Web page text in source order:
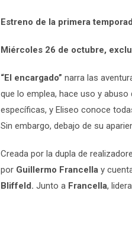
Estreno de la primera
Miércoles 26 de octubre,
“El encargado” narra las
que lo emplea, hace uso y
específicas, y Eliseo conoce
Sin embargo, debajo de su
Creada por la dupla de
por Guillermo Francella y
Bliffeld. Junto a Francella,